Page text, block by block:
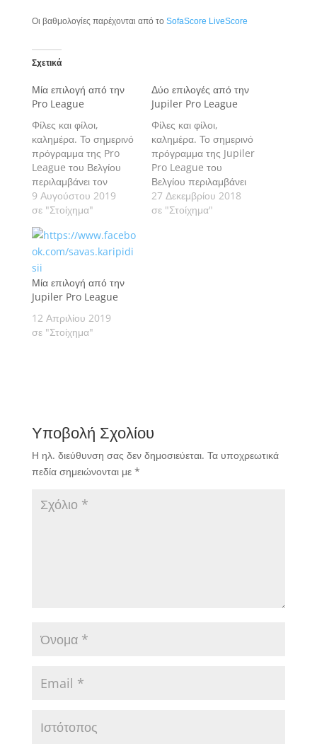
Οι βαθμολογίες παρέχονται από το SofaScore LiveScore
Σχετικά
Μία επιλογή από την
Pro League
Φίλες και φίλοι,
καλημέρα. Το σημερινό
πρόγραμμα της Pro
League του Βελγίου
περιλαμβάνει τον
αγώνα που διεξάγεται
στο Stade Constant
Vanden Stock, όπου η
Anderlecht υποδέχεται
την Mechelen και με
τον οποίο ανοίγει η 3η
αγωνιστική. Πάμε να
δούμε την εκτίμησή μας
9 Αυγούστου 2019
σε "Στοίχημα"
Δύο επιλογές από την
Jupiler Pro League
Φίλες και φίλοι,
καλημέρα. Το σημερινό
πρόγραμμα της Jupiler
Pro League του
Βελγίου περιλαμβάνει
δύο αγώνες με τους
οποίους
27 Δεκεμβρίου 2018
σε "Στοίχημα"
Μία επιλογή από την
Jupiler Pro League
12 Απριλίου 2019
σε "Στοίχημα"
Υποβολή Σχολίου
Η ηλ. διεύθυνση σας δεν δημοσιεύεται. Τα υποχρεωτικά
πεδία σημειώνονται με *